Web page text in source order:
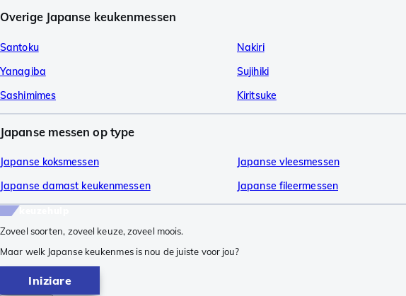
Overige Japanse keukenmessen
Santoku Nakiri
Yanagiba
Sujihiki
Sashimimes
Kiritsuke
Japanse messen op type
Japanse koksmessen Japanse vleesmessen
Japanse damast keukenmessen
Japanse fileermessen
Zoveel soorten, zoveel keuze, zoveel moois.
Maar welk Japanse keukenmes is nou de juiste voor jou?
Iniziare